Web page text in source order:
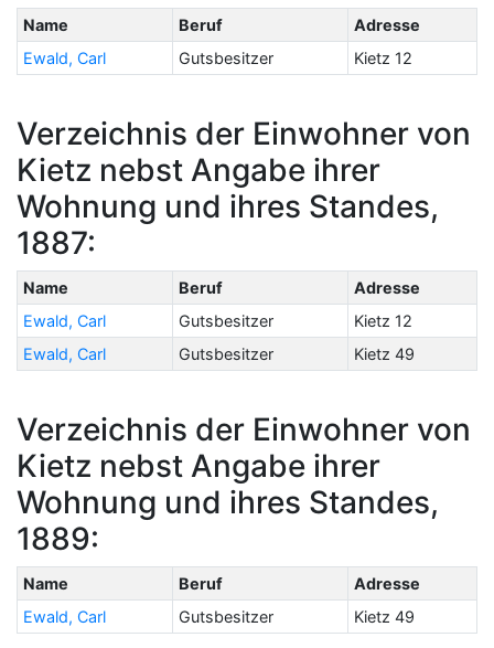
Name Beruf
Adresse
Ewald, Carl
Gutsbesitzer Kietz 12
Verzeichnis der Einwohner von
Kietz nebst Angabe ihrer
Wohnung und ihres Standes,
1887:
Name Beruf
Adresse
Ewald, Carl
Gutsbesitzer
Kietz 12
Ewald, Carl
Gutsbesitzer Kietz 49
Verzeichnis der Einwohner von
Kietz nebst Angabe ihrer
Wohnung und ihres Standes,
1889:
Name Beruf
Adresse
Ewald, Carl
Gutsbesitzer Kietz 49